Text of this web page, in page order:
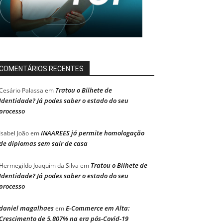
RECENTES
Palassa em Tratou o Bilhete de
Já podes saber o estado do seu
JoãoemINAAREES já permite homologação
diplomas sem sair de casa
Joaquim da Silva em Tratou o Bilhete de
Já podes saber o estado do seu
magalhaesemE-Commerce em Alta:
de 5.807% na era pós-Covid-19